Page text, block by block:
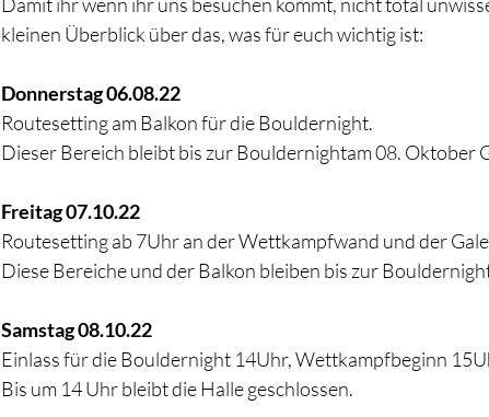
kleinen Überblick über das, was für euch wichtig ist:
Donnerstag 06.08.22
Routesetting am Balkon für die Bouldernight.
Dieser Bereich bleibt bis zur Bouldernightam 08. Oktober
Freitag 07.10.22
Routesetting ab 7Uhr an der Wettkampfwand und der
Diese Bereiche und der Balkon bleiben bis zur
Samstag 08.10.22
Einlass für die Bouldernight 14Uhr, Wettkampfbeginn
Bis um 14 Uhr bleibt die Halle geschlossen.